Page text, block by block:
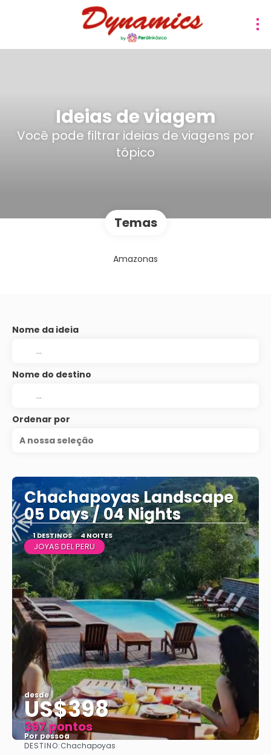
Ideias de viagem
Você pode filtrar ideias de viagens por
tópico
Temas
Amazonas
Nome da ideia
Nome do destino
Ordenar por
A nossa seleção
Chachapoyas Landscape
05 Days / 04 Nights
1 DESTINOS 4 NOITES
JOYAS DEL PERU
desde
US$398
397 pontos
Por pessoa
DESTINO:Chachapoyas